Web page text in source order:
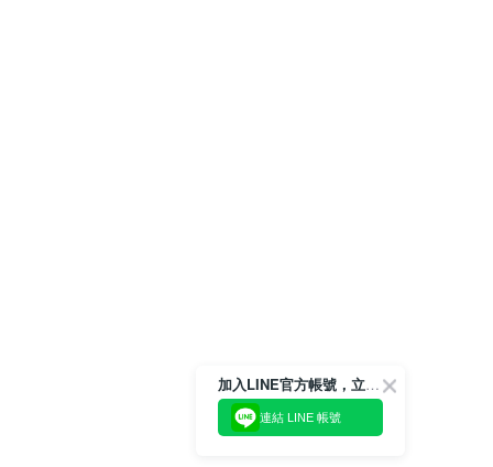
加入LINE官方帳號，立即獲得$100購物金!
連結 LINE 帳號